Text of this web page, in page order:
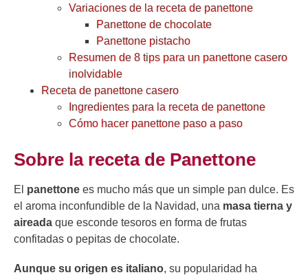
Variaciones de la receta de panettone
Panettone de chocolate
Panettone pistacho
Resumen de 8 tips para un panettone casero
inolvidable
Receta de panettone casero
Ingredientes para la receta de panettone
Cómo hacer panettone paso a paso
Sobre la receta de Panettone
El panettone es mucho más que un simple pan dulce. Es
el aroma inconfundible de la Navidad, una masa tierna y
aireada que esconde tesoros en forma de frutas
confitadas o pepitas de chocolate.
Aunque su origen es italiano, su popularidad ha